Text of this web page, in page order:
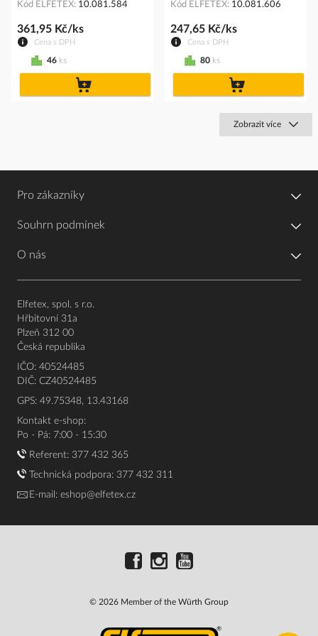
Kód ELFETEX 10.081.584
Cena s DPH
361,95 Kč/ks
46 ks
Kód ELFETEX 10.081.606
Cena s DPH
247,65 Kč/ks
80 ks
Zobrazit více
Pro zákazníky
Souhrn podmínek
O nás
Elfetex, spol. s r.o.
Hřbitovní 31a
Plzeň 312 00
Česká republika
IČO: 40524485
DIČ: CZ40524485
GPS: 49.75348, 13.43168
Kontakt e-shop:
Po - Pá: 7:00 - 15:30
Referent: 377 432 365
Technická podpora: 377 432 311
E-mail: eshop@elfetex.cz
© 2026 Member of the Würth Group